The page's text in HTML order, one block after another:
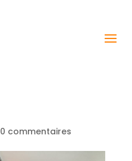
0 commentaires